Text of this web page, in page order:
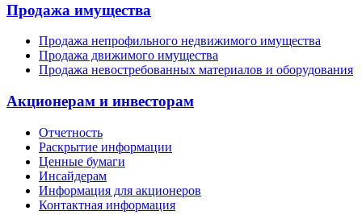
Продажа имущества
Продажа непрофильного недвижимого имущества
Продажа движимого имущества
Продажа невостребованных материалов и оборудования
Акционерам и инвесторам
Отчетность
Раскрытие информации
Ценные бумаги
Инсайдерам
Информация для акционеров
Контактная информация